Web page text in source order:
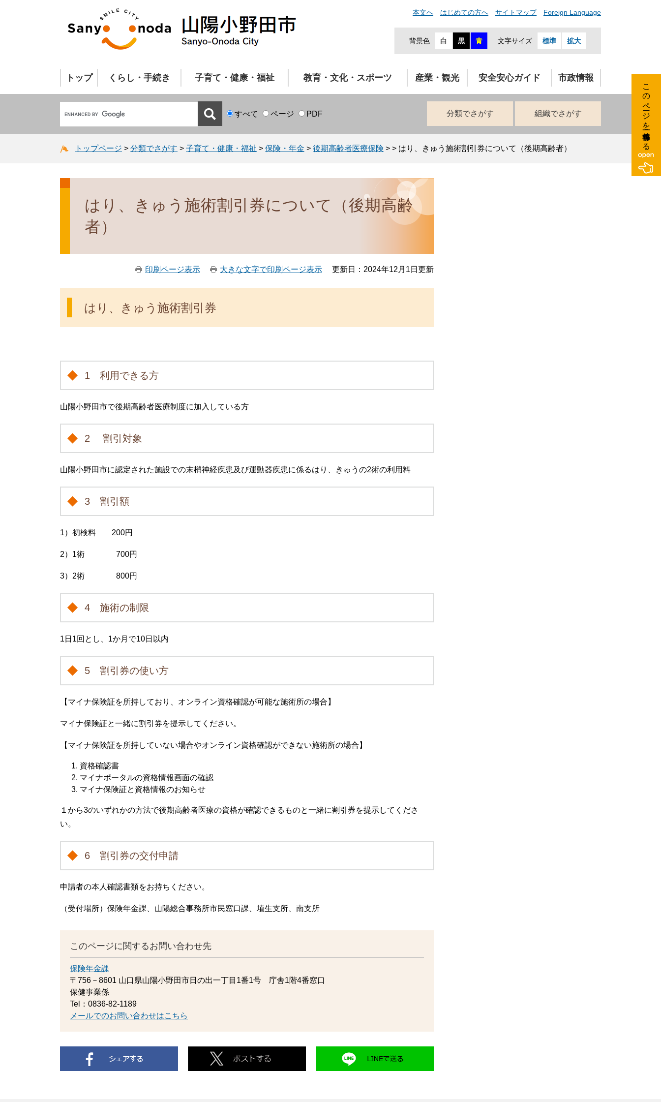
本文へ はじめての方へ サイトマップ Foreign Language
背景色 白 黒 青 文字サイズ 標準 拡大
トップ くらし・手続き 子育て・健康・福祉 教育・文化・スポーツ 産業・観光 安全安心ガイド 市政情報
すべて ページ PDF 分類でさがす 組織でさがす
トップページ > 分類でさがす > 子育て・健康・福祉 > 保険・年金 > 後期高齢者医療保険 > > はり、きゅう施術割引券について（後期高齢者）
はり、きゅう施術割引券について（後期高齢
者）
印刷ページ表示 大きな文字で印刷ページ表示 更新日：2024年12月1日更新
はり、きゅう施術割引券
1 利用できる方
山陽小野田市で後期高齢者医療制度に加入している方
2 割引対象
山陽小野田市に認定された施設での末梢神経疾患及び運動器疾患に係るはり、きゅうの2術の利用料
3 割引額
1）初検料 200円
2）1術 700円
3）2術 800円
4 施術の制限
1日1回とし、1か月で10日以内
5 割引券の使い方
【マイナ保険証を所持しており、オンライン資格確認が可能な施術所の場合】
マイナ保険証と一緒に割引券を提示してください。
【マイナ保険証を所持していない場合やオンライン資格確認ができない施術所の場合】
資格確認書
マイナポータルの資格情報画面の確認
マイナ保険証と資格情報のお知らせ
１から3のいずれかの方法で後期高齢者医療の資格が確認できるものと一緒に割引券を提示してくださ
い。
6 割引券の交付申請
申請者の本人確認書類をお持ちください。
（受付場所）保険年金課、山陽総合事務所市民窓口課、埴生支所、南支所
このページに関するお問い合わせ先
保険年金課
〒756－8601 山口県山陽小野田市日の出一丁目1番1号 庁舎1階4番窓口
保健事業係
Tel：0836-82-1189
メールでのお問い合わせはこちら
このページを一時保存する